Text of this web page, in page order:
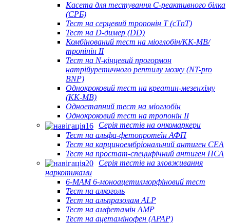
Касета для тестування С-реактивного білка
(СРБ)
Тест на серцевий тропонін Т (cTnT)
Тест на D-димер (DD)
Комбінований тест на міоглобін/КК-МВ/
тропінін II
Тест на N-кінцевий прогормон
натрійуретичного рептилу мозку (NT-pro
BNP)
Однокроковий тест на креатин-мезенхіму
(КК-МВ)
Одноетапний тест на міоглобін
Однокроковий тест на тропонін II
Серія тестів на онкомаркери
Тест на альфа-фетопротеїн АФП
Тест на карциноембріональний антиген CEA
Тест на простат-специфічний антиген ПСА
Серія тестів на зловживання
наркотиками
6-MAM 6-моноацетилморфіновий тест
Тест на алкоголь
Тест на альпразолам ALP
Тест на амфетамін AMP
Тест на ацетамінофен (APAP)